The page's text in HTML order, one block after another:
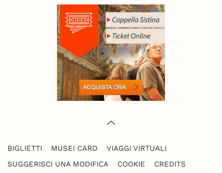
BIGLIETTI MUSEI CARD
VIAGGI VIRTUALI
SUGGERISCI UNA MODIFICA
COOKIE CREDITS